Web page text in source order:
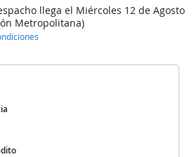
llega el Miércoles 12 de Agosto
Metropolitana)